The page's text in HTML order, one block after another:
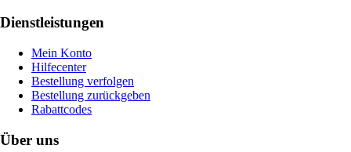
Dienstleistungen
Mein Konto
Hilfecenter
Bestellung verfolgen
Bestellung zurückgeben
Rabattcodes
Über uns